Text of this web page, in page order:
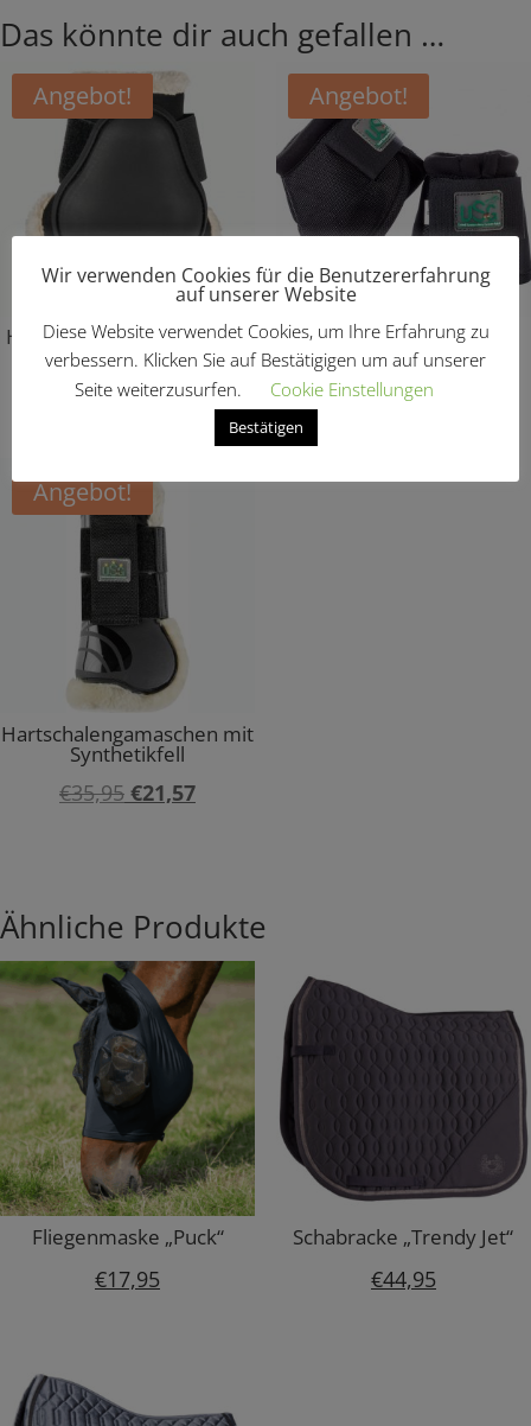
Das könnte dir auch gefallen …
Angebot!
Hartschalenstreichkappen
€17,95 Ursprünglicher
€17,95
€10,77Aktueller
Preis
ist:
€10,77.
Angebot!
Hufglocken
€19,95
€19,95
€ 11,97
Angebot!
Hartschalengamaschen mit
Synthetikfell
€35,95 Ursprünglicher
€21,57Aktueller
Ähnliche Produkte
Fliegenmaske „Puck“
€17,95
Schabracke „Trendy Jet“
€44,95
Wir verwenden Cookies für die Benutzererfahrung
auf unserer Website
Diese Website verwendet Cookies, um Ihre Erfahrung zu
verbessern. Klicken Sie auf Bestätigigen um auf unserer
Seite weiterzusurfen.
Cookie Einstellungen
Bestätigen